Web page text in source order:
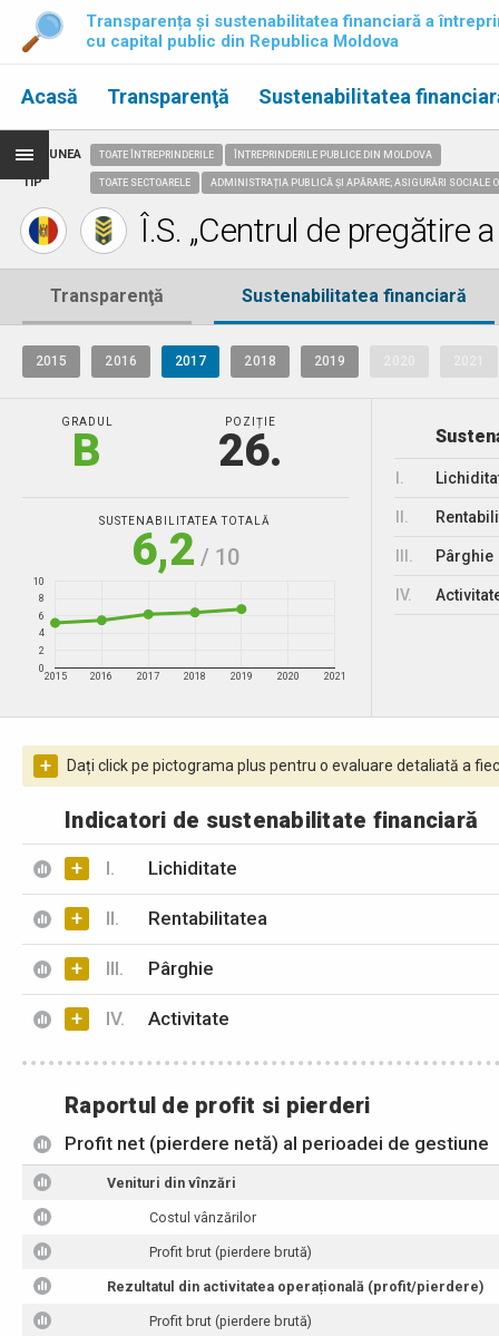
Transparența și sustenabilitatea financiară a
cu capital public din Republica Moldova
Acasă Transparenţă Sustenabilitatea
REGIUNEA
TIP
TOATE ÎNTREPRINDERILE ÎNTREPRINDERILE PUBLICE DIN MOLDOVA
TOATE SECTOARELE ADMINISTRAȚIA PUBLICĂ ȘI APĂRARE; ASIGURĂRI SOCIALE
Î.S. „Centrul de pregătire
Transparenţă Sustenabilitatea financiară
2015 2016 2017 2018 2019
GRADUL
B
POZIȚIE
26.
SUSTENABILITATEA TOTALĂ
6,2 / 10
2015 2016 2017 2018 2019 2020 2021
0
2
4
6
8
10
Pârghie
IV.
+ Dați click pe pictograma plus pentru o evaluare detaliată a
Indicatori de sustenabilitate financiară
+ I. Lichiditate
+ II. Rentabilitatea
+ III. Pârghie
+ IV. Activitate
Raportul de profit si pierderi
Profit net (pierdere netă) al perioadei de gestiune
Venituri din vînzări
Costul vânzărilor
Profit brut (pierdere brută)
Rezultatul din activitatea operațională (profit/pierdere)
Profit brut (pierdere brută)